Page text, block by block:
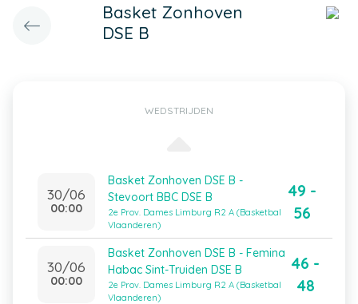
Basket Zonhoven
DSE B
WEDSTRIJDEN
30/06
00:00
Basket Zonhoven DSE B -
Stevoort BBC DSE B
2e Prov. Dames Limburg R2 A (Basketbal
Vlaanderen)
49 -
56
30/06
00:00
Basket Zonhoven DSE B - Femina
Habac Sint-Truiden DSE B
2e Prov. Dames Limburg R2 A (Basketbal
Vlaanderen)
46 -
48